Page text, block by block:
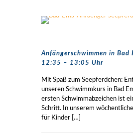
Anfängerschwimmen in Bad
12:35 – 13:05 Uhr
Mit Spaß zum Seepferdchen:
unseren Schwimmkurs in Bad
ersten Schwimmabzeichen ist
Schritt. In unserem
für Kinder […]